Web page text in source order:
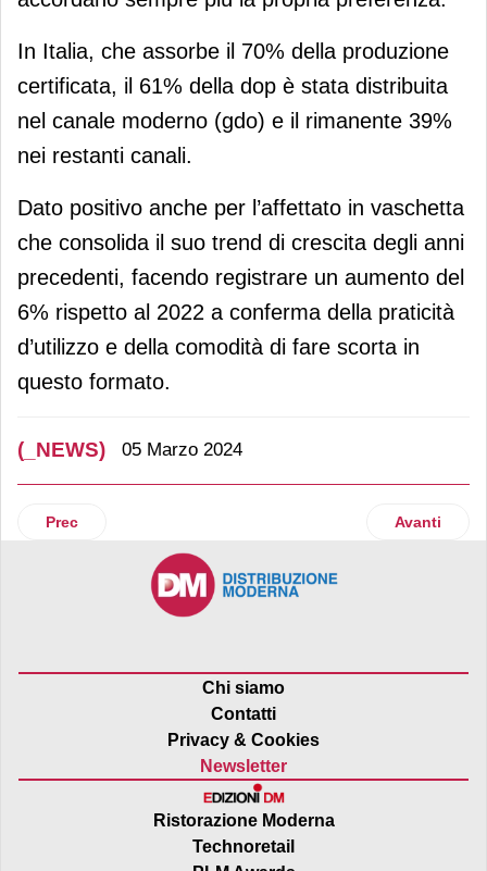
In Italia, che assorbe il 70% della produzione
certificata, il 61% della dop è stata distribuita
nel canale moderno (gdo) e il rimanente 39%
nei restanti canali.
Dato positivo anche per l’affettato in vaschetta
che consolida il suo trend di crescita degli anni
precedenti, facendo registrare un aumento del
6% rispetto al 2022 a conferma della praticità
d’utilizzo e della comodità di fare scorta in
questo formato.
(_NEWS) 05 Marzo 2024
Articolo precedente: Lidl, taglio del nastro a Cassano
Prec Articolo
Avanti
Chi siamo
Contatti
Privacy & Cookies
Newsletter
Ristorazione Moderna
Technoretail